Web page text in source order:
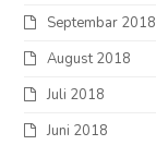
Septembar 2018
August 2018
Juli 2018
Juni 2018